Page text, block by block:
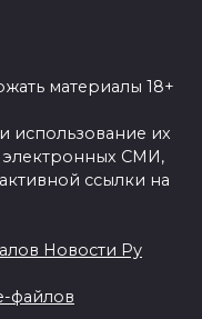
материалы 18+
использование их
электронных СМИ,
ссылки на
Новости Ру
файлов